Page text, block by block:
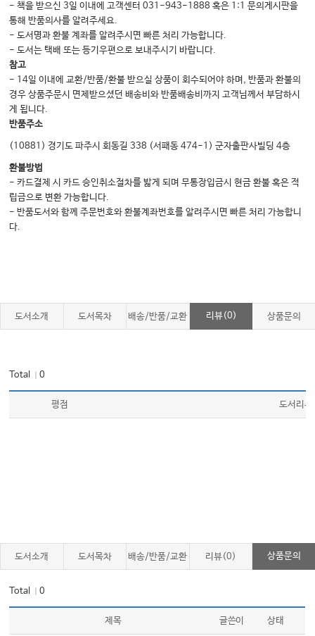
- 책을 받으신 3일 이내에 고객센터 031-943-1888 혹은 1:1 문의게시판을
통해 반품의사를 알려주세요.
- 도서명과 환불 계좌를 알려주시면 빠른 처리 가능합니다.
- 도서는 택배 또는 등기우편으로 보내주시기 바랍니다.
참고
- 14일 이내에 교환/반품/환불 받으실 상품이 회수되어야 하며, 반품과 환불의
경우 상품주문시 면제받으셨던 배송비와 반품배송비까지 고객님께서 부담하시
게 됩니다.
반품주소
(10881) 경기도 파주시 회동길 338 (서패동 474-1) 군자출판사빌딩 4층
환불방법
- 카드결제 시 카드 승인취소절차를 밟게 되며 무통장입금시 현금 환불 혹은 적
립금으로 변환 가능합니다.
- 반품도서와 함께 주문번호와 환불계좌번호를 알려주시면 빠른 처리 가능합니
다.
도서소개 도서목차 배송/반품/교환 리뷰(0) 상품문의
Total ｜0
평점 도서리뷰
도서소개 도서목차 배송/반품/교환 리뷰(0) 상품문의
Total ｜0
제목 글쓴이 상태